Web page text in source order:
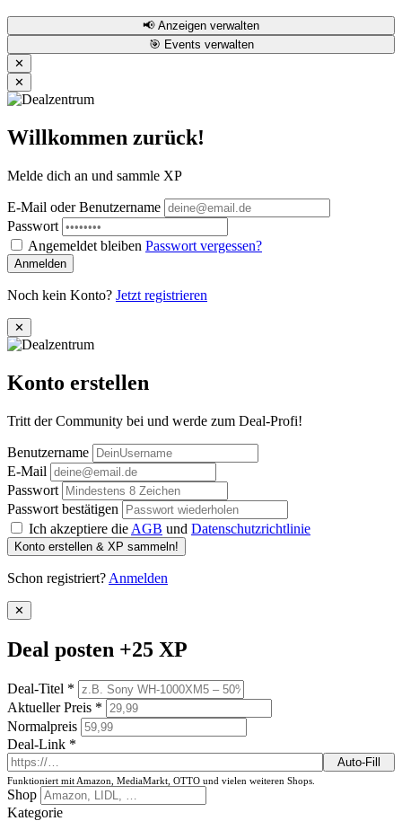
📢 Anzeigen verwalten
🎯 Events verwalten
✕
✕
Willkommen zurück!
Melde dich an und sammle XP
E-Mail oder Benutzername
Passwort
Angemeldet bleiben Passwort vergessen?
Anmelden
Noch kein Konto? Jetzt registrieren
✕
Konto erstellen
Tritt der Community bei und werde zum Deal-Profi!
Benutzername
E-Mail
Passwort
Passwort bestätigen
Ich akzeptiere die AGB und Datenschutzrichtlinie
Konto erstellen & XP sammeln!
Schon registriert? Anmelden
✕
Deal posten +25 XP
Deal-Titel *
Aktueller Preis *
Normalpreis
Deal-Link *
Auto-Fill
Funktioniert mit Amazon, MediaMarkt, OTTO und vielen weiteren Shops.
Shop
Kategorie